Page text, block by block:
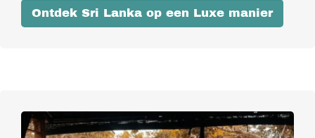
Ontdek Sri Lanka op een Luxe manier